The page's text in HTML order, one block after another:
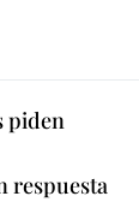
piden
respuesta